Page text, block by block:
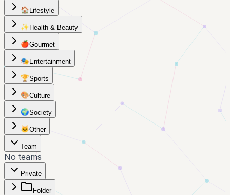
🏠 Lifestyle
✨ Health & Beauty
🍎Gourmet
🎭 Entertainment
🏆Sports
🎨Culture
🌍Society
🐱Other
Team
No teams
Private
Folder